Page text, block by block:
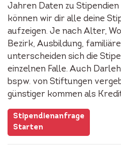
Jahren Daten zu Stipendien
können wir dir alle deine
aufzeigen. Je nach Alter,
Bezirk, Ausbildung,
unterscheiden sich die
einzelnen Falle. Auch
bspw. von Stiftungen
günstiger kommen als
Stipendienanfrage
Starten